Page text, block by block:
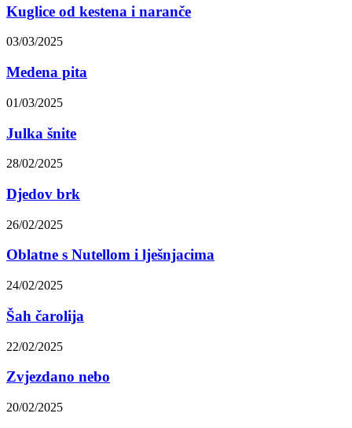
Kuglice od kestena i naranče
03/03/2025
Medena pita
01/03/2025
Julka šnite
28/02/2025
Djedov brk
26/02/2025
Oblatne s Nutellom i lješnjacima
24/02/2025
Šah čarolija
22/02/2025
Zvjezdano nebo
20/02/2025